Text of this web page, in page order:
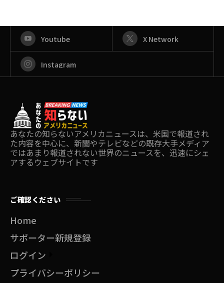
Youtube X Network
Instagram
あなたの知らないアメリカニュースは、米国で報道され
た内容を中心に、新聞やテレビなどの既存大手メディア
ではあまり報道されない世界のニュースを、迅速にシェ
アするウェブサイトです
ご確認ください
Home
サポーター新規登録
ログイン
プライバシーポリシー